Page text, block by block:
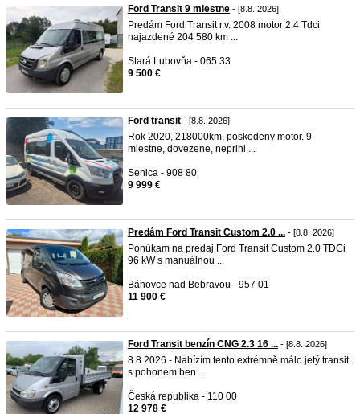
Ford Transit 9 miestne - [8.8. 2026]
Predám Ford Transit r.v. 2008 motor 2.4 Tdci
najazdené 204 580 km ...
Stará Ľubovňa - 065 33
9 500 €
Ford transit - [8.8. 2026]
Rok 2020, 218000km, poskodeny motor. 9
miestne, dovezene, neprihl ...
Senica - 908 80
9 999 €
Predám Ford Transit Custom 2.0 ... - [8.8. 2026]
Ponúkam na predaj Ford Transit Custom 2.0 TDCi
96 kW s manuálnou ...
Bánovce nad Bebravou - 957 01
11 900 €
Ford Transit benzín CNG 2.3 16 ... - [8.8. 2026]
8.8.2026 - Nabízím tento extrémně málo jetý transit
s pohonem ben ...
Česká republika - 110 00
12 978 €